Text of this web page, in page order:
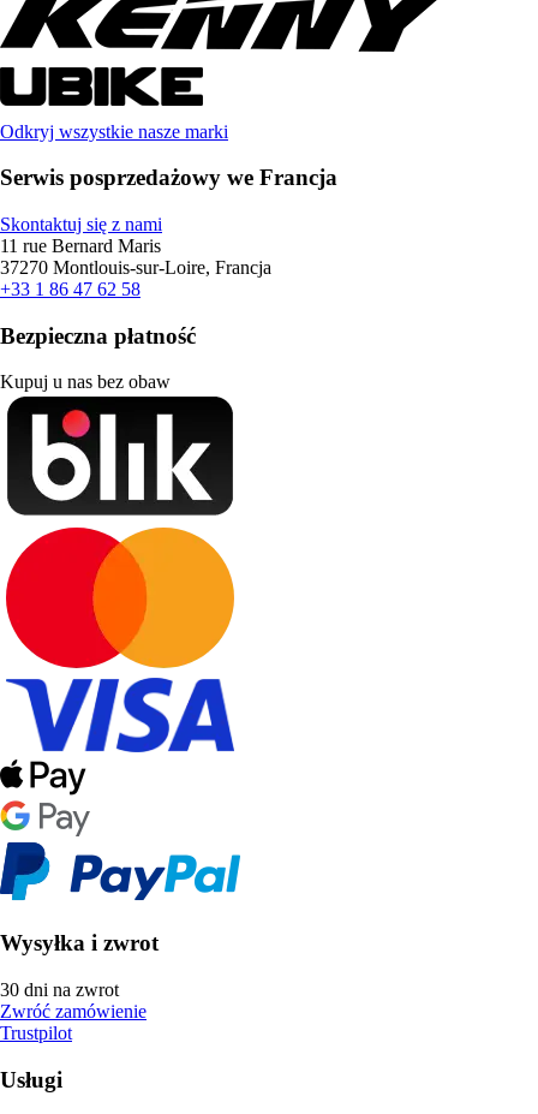
Odkryj wszystkie nasze marki
Serwis posprzedażowy we Francja
Skontaktuj się z nami
11 rue Bernard Maris
37270 Montlouis-sur-Loire, Francja
+33 1 86 47 62 58
Bezpieczna płatność
Kupuj u nas bez obaw
Wysyłka i zwrot
30 dni na zwrot
Zwróć zamówienie
Trustpilot
Usługi